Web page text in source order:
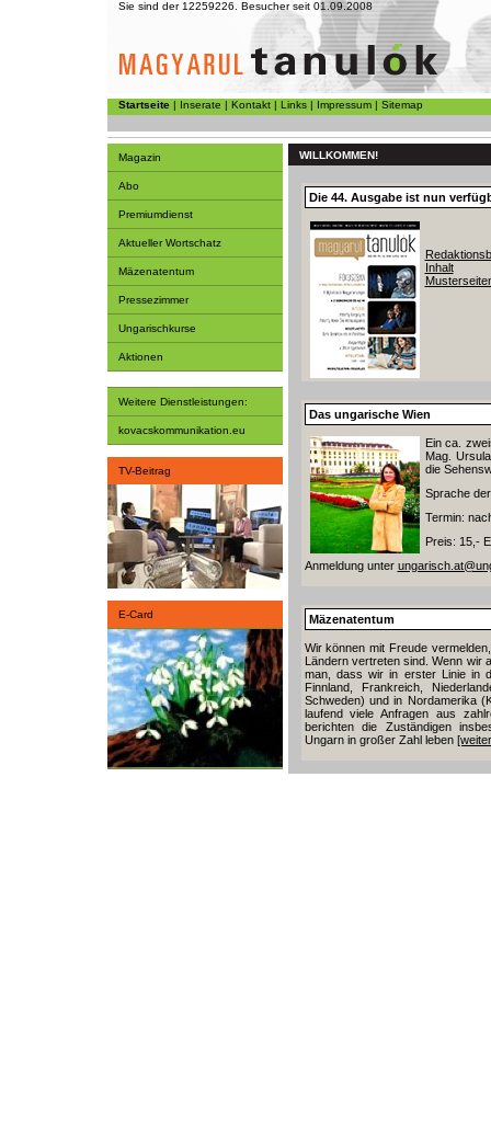
Sie sind der 12259226. Besucher seit 01.09.2008
Startseite| Inserate | Kontakt| Links| Impressum| Sitemap
Magazin
Abo
Premiumdienst
Aktueller Wortschatz
Mäzenatentum
Pressezimmer
Ungarischkurse
Aktionen
Weitere Dienstleistungen:
kovacskommunikation.eu
TV-Beitrag
E-Card
WILLKOMMEN!
Die 44. Ausgabe ist nun
Inhalt
Das ungarische Wien
Ein ca.
Mag.
die
Sprache
Termin:
Preis: 15,-
Anmeldung unter
Mäzenatentum
Wir können mit Freude
Ländern vertreten sind. Wenn wir
man, dass wir in erster Linie in
Finnland, Frankreich,
Schweden) und in Nordamerika
laufend viele Anfragen aus
berichten die Zuständigen
Ungarn in großer Zahl leben